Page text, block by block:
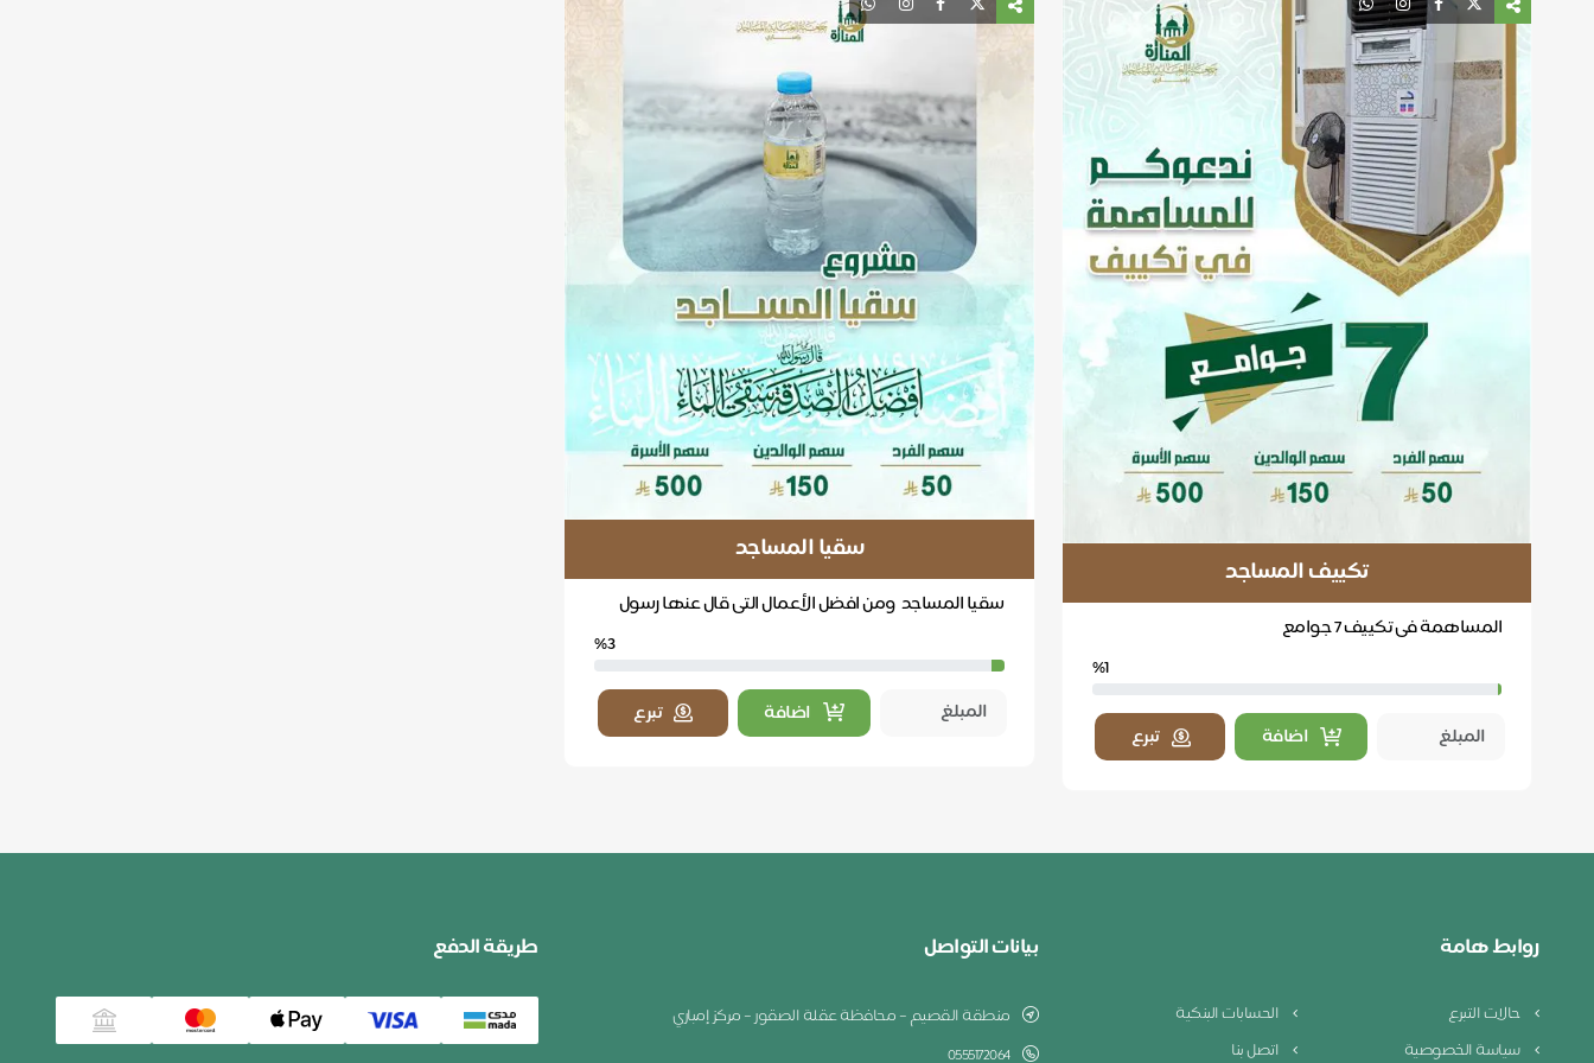
تكييف المساجد
المساهمة فى تكييف 7 جوامع
%1
اضافة تبرع
سقيا المساجد
سقيا المساجد ومن افضل الأعمال التى قال عنها رسول
%3
اضافة تبرع
روابط هامة
حالات التبرع
الحسابات البنكية
سياسة الخصوصية
اتصل بنا
بيانات التواصل
منطقة القصيم – محافظة عقلة الصقور – مركز إمباري
0555172064
طريقة الدفع